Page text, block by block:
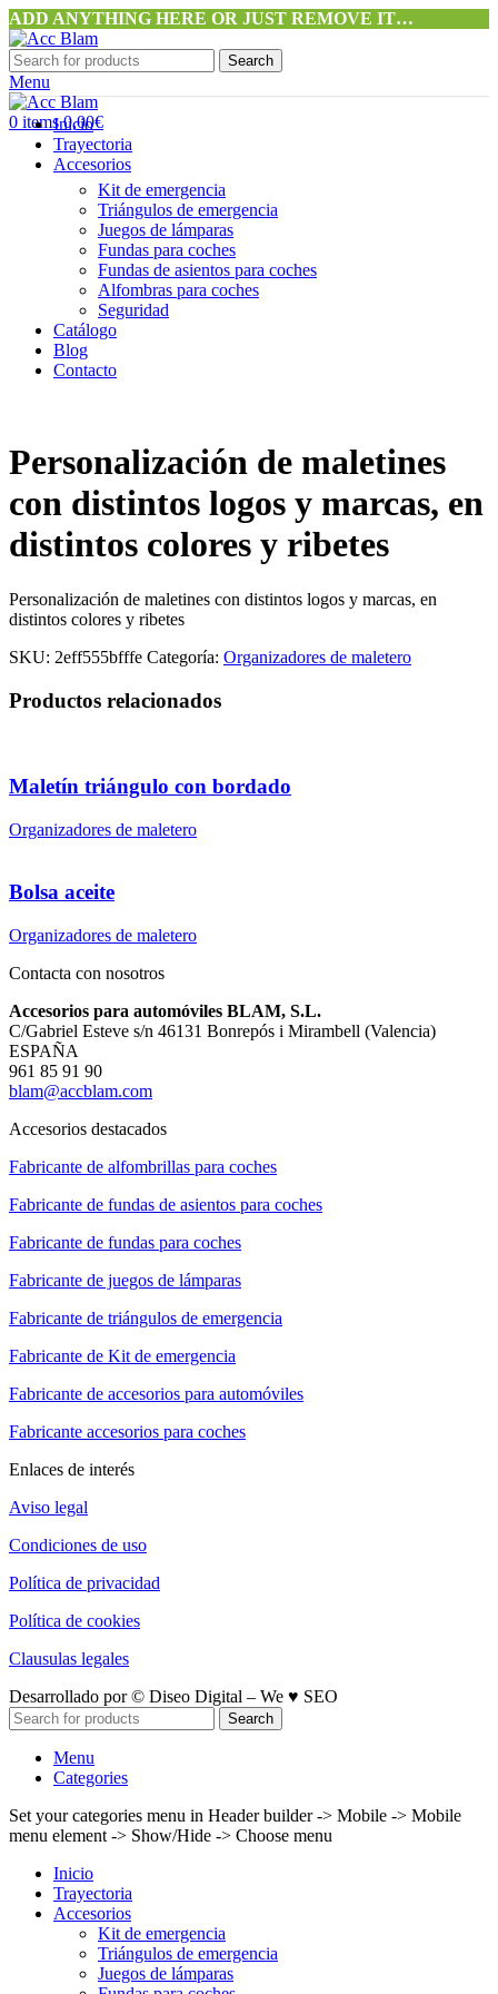
ADD ANYTHING HERE OR JUST REMOVE IT…
Search
Menu
0 items 0,00€
Inicio
Trayectoria
Accesorios
Kit de emergencia
Triángulos de emergencia
Juegos de lámparas
Fundas para coches
Fundas de asientos para coches
Alfombras para coches
Seguridad
Catálogo
Blog
Contacto
Personalización de maletines
con distintos logos y marcas, en
distintos colores y ribetes
Personalización de maletines con distintos logos y marcas, en
distintos colores y ribetes
SKU: 2eff555bfffe Categoría: Organizadores de maletero
Productos relacionados
Maletín triángulo con bordado
Organizadores de maletero
Bolsa aceite
Organizadores de maletero
Contacta con nosotros
Accesorios para automóviles BLAM, S.L.
C/Gabriel Esteve s/n 46131 Bonrepós i Mirambell (Valencia)
ESPAÑA
961 85 91 90
blam@accblam.com
Accesorios destacados
Fabricante de alfombrillas para coches
Fabricante de fundas de asientos para coches
Fabricante de fundas para coches
Fabricante de juegos de lámparas
Fabricante de triángulos de emergencia
Fabricante de Kit de emergencia
Fabricante de accesorios para automóviles
Fabricante accesorios para coches
Enlaces de interés
Aviso legal
Condiciones de uso
Política de privacidad
Política de cookies
Clausulas legales
Desarrollado por © Diseo Digital – We ♥ SEO
Search
Menu
Categories
Set your categories menu in Header builder -> Mobile -> Mobile
menu element -> Show/Hide -> Choose menu
Inicio
Trayectoria
Accesorios
Kit de emergencia
Triángulos de emergencia
Juegos de lámparas